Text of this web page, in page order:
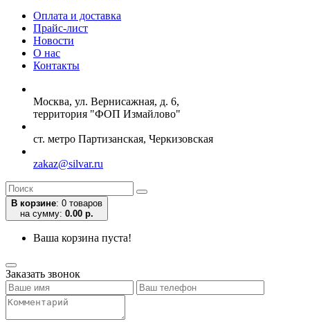
Оплата и доставка
Прайс-лист
Новости
О нас
Контакты
Москва, ул. Вернисажная, д. 6,
территория "ФОП Измайлово"
ст. метро Партизанская, Черкизовская
zakaz@silvar.ru
В корзине: 0 товаров
на сумму: 0.00 р.
Ваша корзина пуста!
Заказать звонок